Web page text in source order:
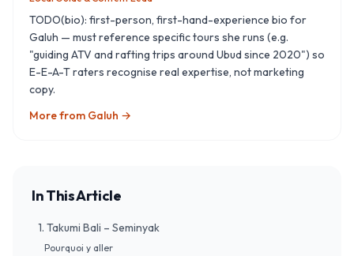
TODO(bio): first-person, first-hand-experience bio for
Galuh — must reference specific tours she runs (e.g.
"guiding ATV and rafting trips around Ubud since 2020") so
E-E-A-T raters recognise real expertise, not marketing
copy.
More from Galuh →
In This Article
1. Takumi Bali – Seminyak
Pourquoi y aller